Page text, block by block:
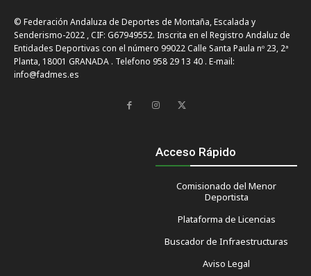
© Federación Andaluza de Deportes de Montaña, Escalada y
Senderismo-2022 , CIF: G67949552. Inscrita en el Registro Andaluz de
Entidades Deportivas con el número 99022 Calle Santa Paula nº 23, 2ª
Planta, 18001 GRANADA . Telefono 958 29 13 40 . E-mail:
info@fadmes.es
Acceso Rápido
Comisionado del Menor
Deportista
Plataforma de Licencias
Buscador de Infraestructuras
Aviso Legal